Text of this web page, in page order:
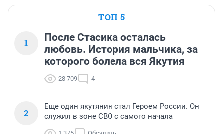
ТОП 5
1
После Стасика осталась
любовь. История мальчика, за
которого болела вся Якутия
28 709 4
2
Еще один якутянин стал Героем России. Он
служил в зоне СВО с самого начала